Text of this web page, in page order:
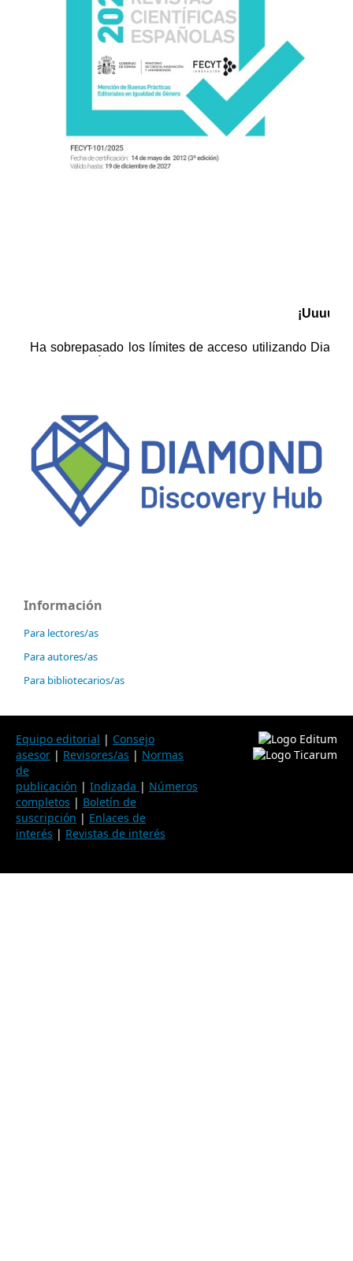
Información
Para lectores/as
Para autores/as
Para bibliotecarios/as
Equipo editorial | Consejo
asesor | Revisores/as | Normas
de
publicación | Indizada | Números
completos | Boletín de
suscripción | Enlaces de
interés | Revistas de interés